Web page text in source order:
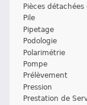
Pièces
Pile
Pipetage
Podologie
Polarimétrie
Pompe
Prélèvement
Pression
Prestation de